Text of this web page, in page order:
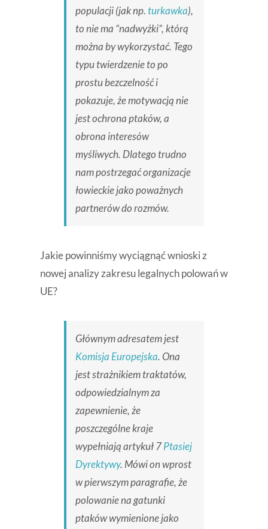
populacji (jak np. turkawka),
to nie ma “nadwyżki”, którą
można by wykorzystać. Tego
typu twierdzenie to po
prostu bezczelność i
pokazuje, że motywacją nie
jest ochrona ptaków, a
obrona interesów
myśliwych. Dlatego trudno
nam postrzegać organizacje
łowieckie jako poważnych
partnerów do rozmów.
Jakie powinniśmy wyciągnąć wnioski z
nowej analizy zakresu legalnych polowań w
UE?
Głównym adresatem jest
Komisja Europejska. Ona
jest strażnikiem traktatów,
odpowiedzialnym za
zapewnienie, że
poszczególne kraje
wypełniają artykuł 7Ptasiej
Dyrektywy. Mówi on wprost
w pierwszym paragrafie, że
polowanie na gatunki
ptaków wymienione jako